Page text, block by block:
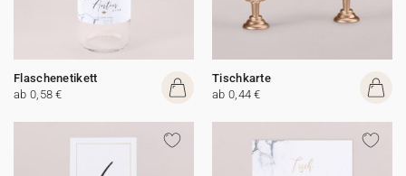
Flaschenetikett
ab 0,58 €
Tischkarte
ab 0,44 €